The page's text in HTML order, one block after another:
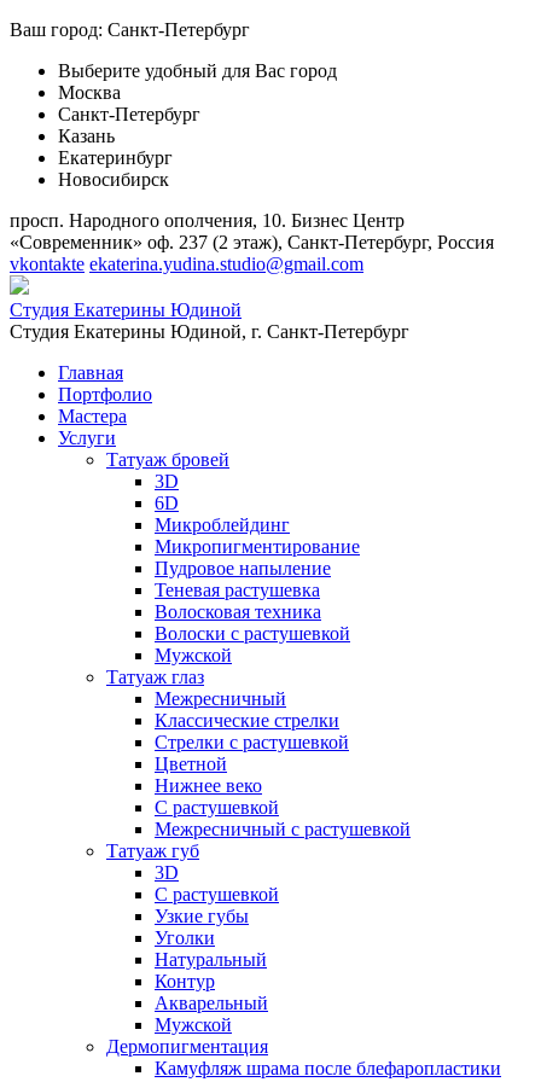
Ваш город: Санкт-Петербург
Выберите удобный для Вас город
Москва
Санкт-Петербург
Казань
Екатеринбург
Новосибирск
просп. Народного ополчения, 10. Бизнес Центр
«Современник» оф. 237 (2 этаж), Санкт-Петербург, Россия
vkontakte ekaterina.yudina.studio@gmail.com
Студия Екатерины Юдиной
Студия Екатерины Юдиной, г. Санкт-Петербург
Главная
Портфолио
Мастера
Услуги
Татуаж бровей
3D
6D
Микроблейдинг
Микропигментирование
Пудровое напыление
Теневая растушевка
Волосковая техника
Волоски с растушевкой
Мужской
Татуаж глаз
Межресничный
Классические стрелки
Стрелки с растушевкой
Цветной
Нижнее веко
С растушевкой
Межресничный с растушевкой
Татуаж губ
3D
С растушевкой
Узкие губы
Уголки
Натуральный
Контур
Акварельный
Мужской
Дермопигментация
Камуфляж шрама после блефаропластики